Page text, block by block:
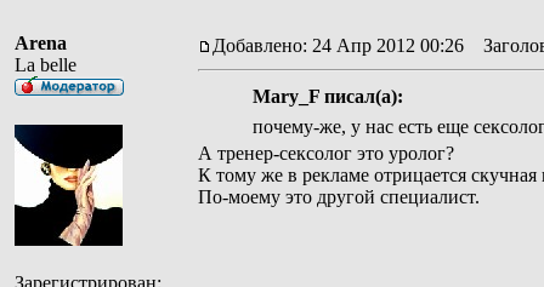
Arena
La belle
Зарегистрирован:
Добавлено: 24 Апр 2012 00:26
Mary_F писал(а):
почему-же, у нас есть еще
А тренер-сексолог это уролог?
К тому же в рекламе отрицается
По-моему это другой специалист.